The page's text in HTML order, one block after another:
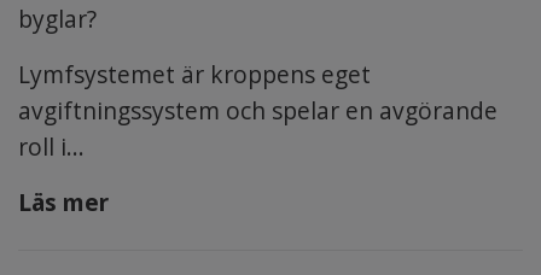
byglar?
Lymfsystemet är kroppens eget
avgiftningssystem och spelar en avgörande
roll i...
Läs mer